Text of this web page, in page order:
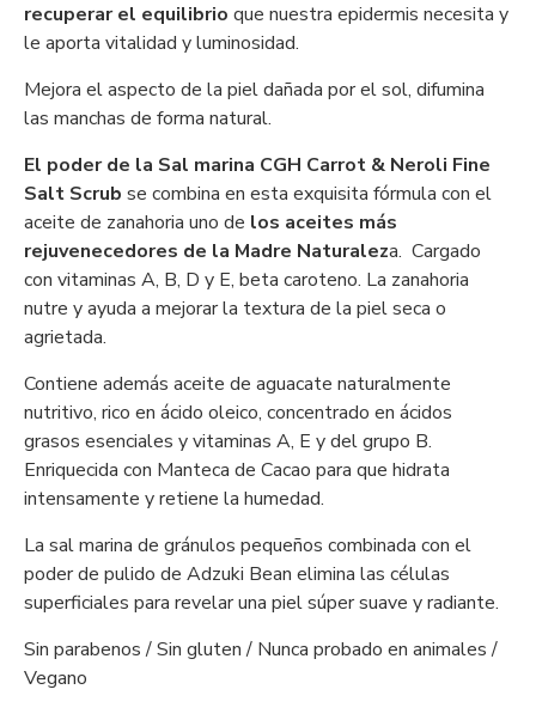
recuperar el equilibrio que nuestra epidermis necesita y
le aporta vitalidad y luminosidad.
Mejora el aspecto de la piel dañada por el sol, difumina
las manchas de forma natural.
El poder de la Sal marina CGH Carrot & Neroli Fine
Salt Scrub se combina en esta exquisita fórmula con el
aceite de zanahoria uno de los aceites más
rejuvenecedores de la Madre Naturaleza. Cargado
con vitaminas A, B, D y E, beta caroteno. La zanahoria
nutre y ayuda a mejorar la textura de la piel seca o
agrietada.
Contiene además aceite de aguacate naturalmente
nutritivo, rico en ácido oleico, concentrado en ácidos
grasos esenciales y vitaminas A, E y del grupo B.
Enriquecida con Manteca de Cacao para que hidrata
intensamente y retiene la humedad.
La sal marina de gránulos pequeños combinada con el
poder de pulido de Adzuki Bean elimina las células
superficiales para revelar una piel súper suave y radiante.
Sin parabenos / Sin gluten / Nunca probado en animales /
Vegano